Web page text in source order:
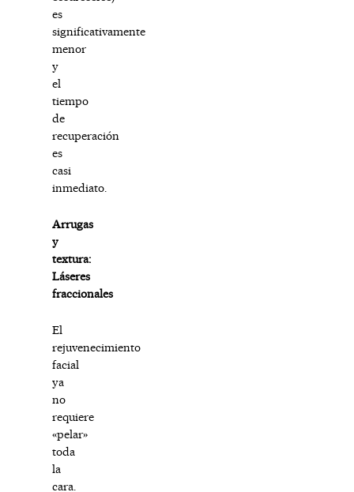
es
significativamente
menor
y
el
tiempo
de
recuperación
es
casi
inmediato.
Arrugas
y
textura:
Láseres
fraccionales
El
rejuvenecimiento
facial
ya
no
requiere
«pelar»
toda
la
cara.